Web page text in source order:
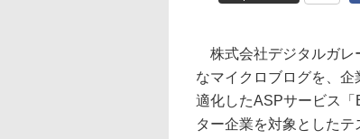
株式会社デジタルガレ
なマイクロブログを、
適化したASPサービス
ター企業を対象とした